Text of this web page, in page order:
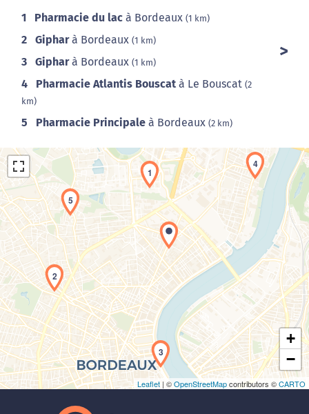
1 Pharmacie du lac à Bordeaux (1 km)
2 Gipharà Bordeaux (1 km)
3 Gipharà Bordeaux (1 km)
4 Pharmacie Atlantis Bouscat à Le Bouscat (2
km)
5 Pharmacie Principale à Bordeaux (2 km)
Chargement de la carte en cours...
1
2
3
4
5
+
−
Leaflet | ©OpenStreetMapcontributors ©CARTO